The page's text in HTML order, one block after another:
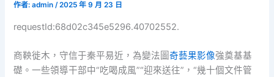
作者:admin/2025 年 9 月 23 日
requestId:68d02c345e5296.40702552.
商鞅徙木，守信于秦平易近，為變法圖奇藝果影像強奠基基
礎。一些領導干部中“吃喝成風”“迎來送往”，“幾十個文件管